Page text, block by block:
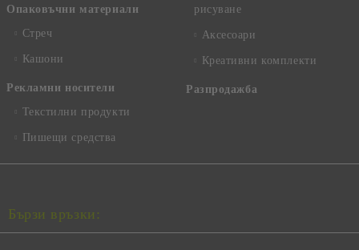
Опаковъчни материали
Стреч
Кашони
Рекламни носители
Текстилни продукти
Пишещи средства
рисуване
Аксесоари
Креативни комплекти
Разпродажба
Бързи връзки: